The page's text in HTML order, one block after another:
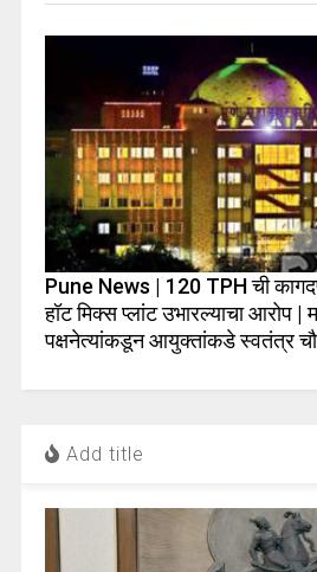
Pune News | 120 TPH ची
हॉट मिक्स प्लांट उभारल्याचा आरोप |
पक्षनेत्यांकडून आयुक्तांकडे स्वतंत्र
Add title